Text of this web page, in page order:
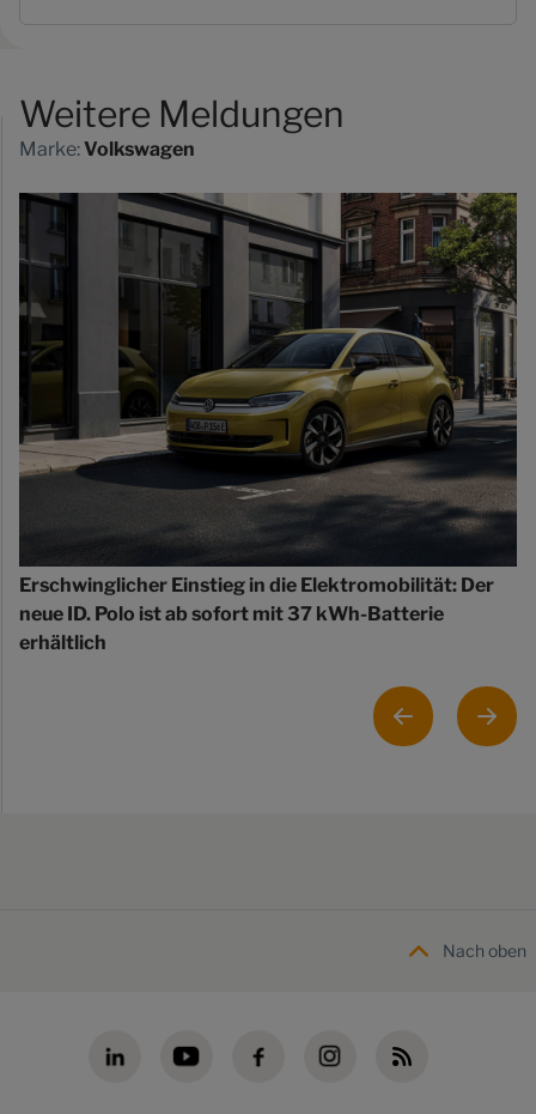
Weitere Meldungen
Marke:Volkswagen
Erschwinglicher Einstieg in die Elektromobilität: Der
neue ID. Polo ist ab sofort mit 37 kWh-Batterie
erhältlich
Nach oben